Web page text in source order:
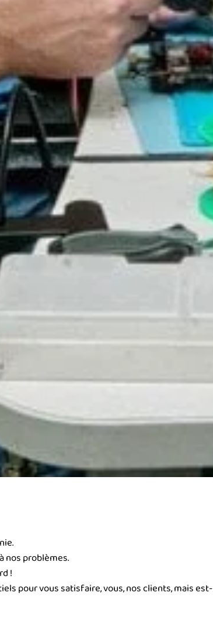
nos problèmes.
!
pour vous satisfaire, vous, nos clients, mais est-